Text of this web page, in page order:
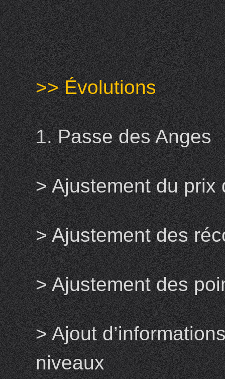
>> Évolutions
1. Passe des Anges
> Ajustement du prix
> Ajustement des
> Ajustement des
> Ajout
niveaux